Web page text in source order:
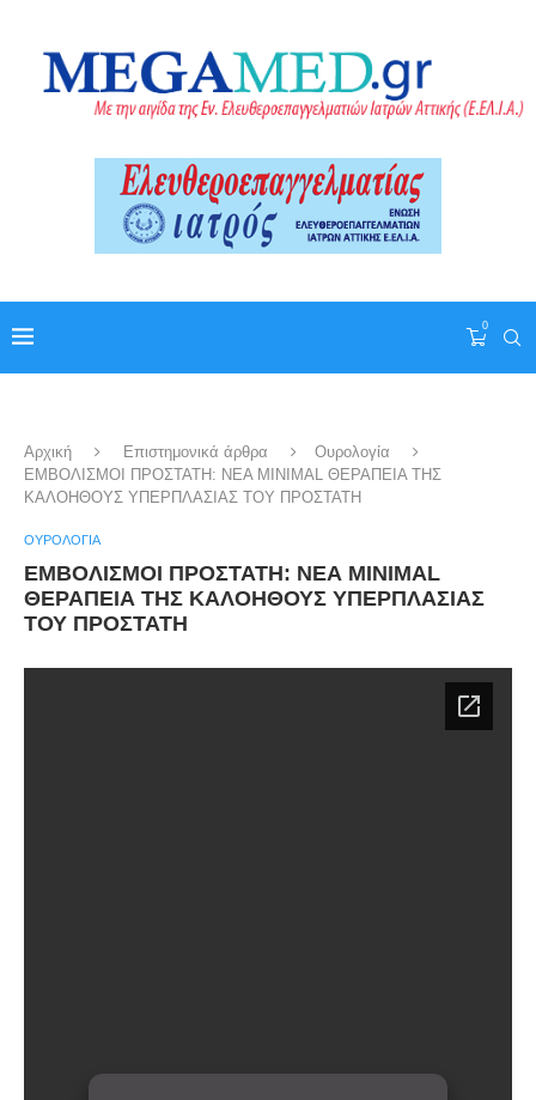
0
Αρχική Επιστημονικά άρθρα
Ουρολογία
ΕΜΒΟΛΙΣΜΟΙ ΠΡΟΣΤΑΤΗ: ΝΕΑ MINIMAL ΘΕΡΑΠΕΙΑ ΤΗΣ
ΚΑΛΟΗΘΟΥΣ ΥΠΕΡΠΛΑΣΙΑΣ ΤΟΥ ΠΡΟΣΤΑΤΗ
ΟΥΡΟΛΟΓΊΑ
ΕΜΒΟΛΙΣΜΟΙ ΠΡΟΣΤΑΤΗ: ΝΕΑ MINIMAL
ΘΕΡΑΠΕΙΑ ΤΗΣ ΚΑΛΟΗΘΟΥΣ ΥΠΕΡΠΛΑΣΙΑΣ
ΤΟΥ ΠΡΟΣΤΑΤΗ